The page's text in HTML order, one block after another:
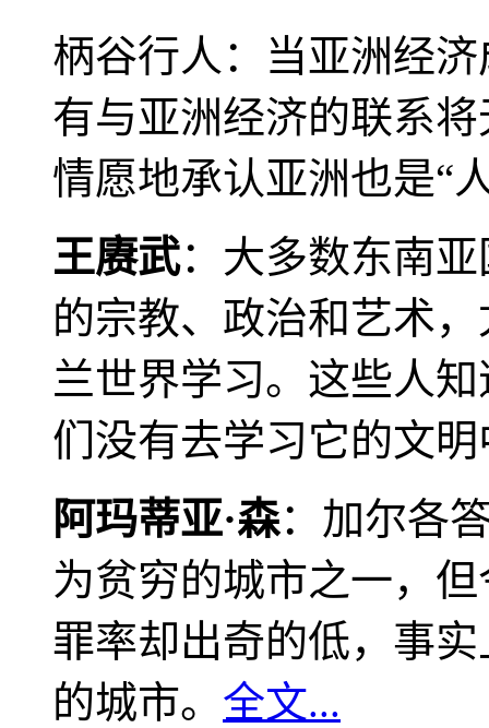
柄谷行人：当亚洲经
有与亚洲经济的联系
情愿地承认亚洲也是“
王赓武：大多数东南
的宗教、政治和艺术
兰世界学习。这些人
们没有去学习它的文
阿玛蒂亚·森：加尔各
为贫穷的城市之一，
罪率却出奇的低，事
的城市。 全文...